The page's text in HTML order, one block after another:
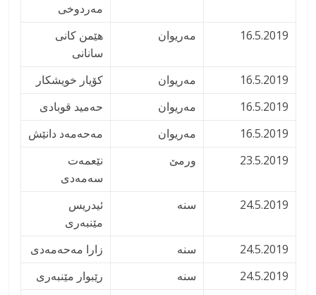
مەردوخی
16.5.2019
مەریوان
هێمن کانی
سانانی
16.5.2019
مەریوان
کۆیار خویشکار
16.5.2019
مەریوان
حەمید قوبادی
16.5.2019
مەریوان
مەحەمەد دانێش
23.5.2019
ورمێ
نێعمەت
سەمەدی
24.5.2019
سنه
ئیدریس
مێنبەری
24.5.2019
سنه
زارا مەحەمەدی
24.5.2019
سنه
رێبوار مێنبەری